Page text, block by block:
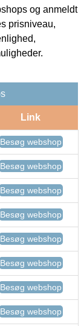
og anmeldt
prisniveau,
Link
Besøg webshop
Besøg webshop
Besøg webshop
Besøg webshop
Besøg webshop
Besøg webshop
Besøg webshop
Besøg webshop